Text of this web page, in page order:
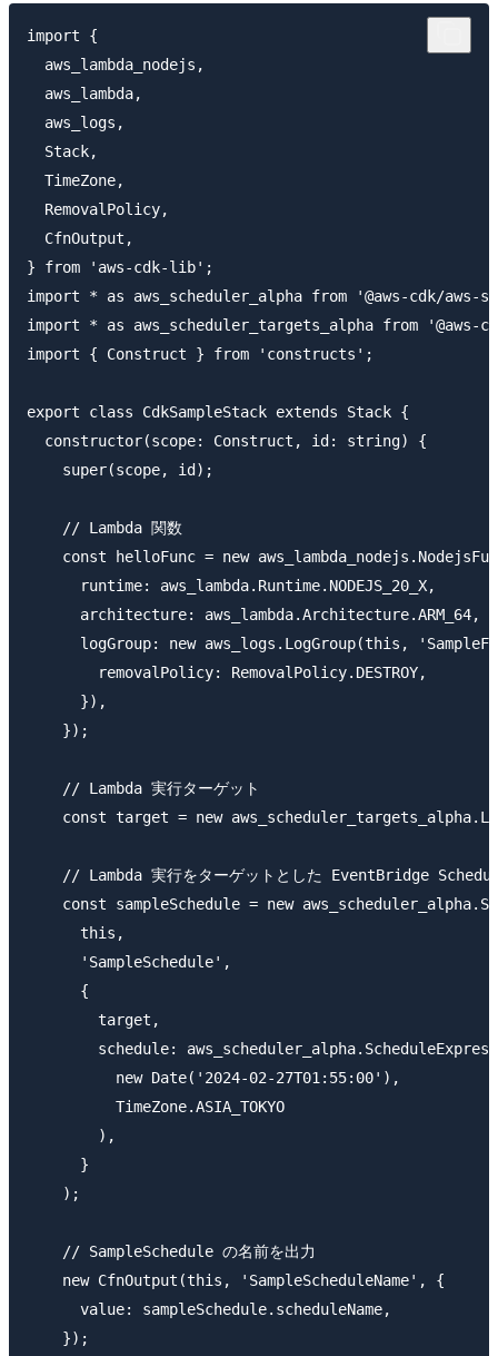
import {
  aws_lambda_nodejs,
  aws_lambda,
  aws_logs,
  Stack,
  TimeZone,
  RemovalPolicy,
  CfnOutput,
} from 'aws-cdk-lib';
import * as aws_scheduler_alpha from '@aws-cdk/aws-
import * as aws_scheduler_targets_alpha from
import { Construct } from 'constructs';
export class CdkSampleStack extends Stack {
  constructor(scope: Construct, id: string) {
    super(scope, id);
    // Lambda 関数
const helloFunc = new
      runtime: aws_lambda.Runtime.NODEJS_20_X,
      architecture: aws_lambda.Architecture.ARM_64,
logGroup: new aws_logs.LogGroup(this,
        removalPolicy: RemovalPolicy.DESTROY,
      }),
    });
    // Lambda 実行ターゲット
const target = new
// Lambda 実行をターゲットとした EventBridge
const sampleSchedule = new
      this,
      'SampleSchedule',
      {
        target,
schedule:
          new Date('2024-02-27T01:55:00'),
          TimeZone.ASIA_TOKYO
        ),
      }
    );
    // SampleSchedule の名前を出力
    new CfnOutput(this, 'SampleScheduleName', {
      value: sampleSchedule.scheduleName,
    });